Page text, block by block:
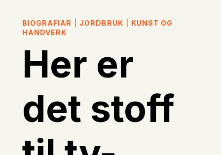
BIOGRAFIAR JORDBRUK
KUNST OG
HANDVERK
Her er
det stoff